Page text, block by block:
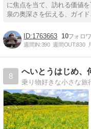
に焦点を当て、訪れる価値
泉の奥深さを伝える、ガイ
1763663 10
週間IN:390 週間OUT:830
8
へいとうはじめ、